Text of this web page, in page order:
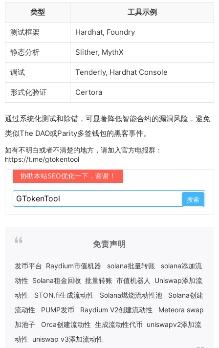
类型 工具示例
测试框架 Hardhat, Foundry
静态分析 Slither, MythX
调试 Tenderly, Hardhat Console
形式化验证 Certora
通过系统化测试和除错，可显著降低智能合约的漏洞风险，避免
类似The DAO或Parity多签钱包的黑客事件。
如有不明白或者不清楚的地方，请加入官方电报群：
https://t.me/gtokentool
协助本站SEO优化一下，谢谢！
免责声明
发币平台 Raydium市值机器 solana批量转账
solana添加流
动性 Solana租金回收 批量转账 市值机器人
Uniswap添加流
动性
STON.fi生成流动性 Solana燃烧流动性池
Solana创建
流动性
PUMP发币 Raydium V2创建流动性
Meteora swap
加池子
Orca创建流动性 生成流动性代币 uniswapv2添加流
动性 uniswap v3添加流动性